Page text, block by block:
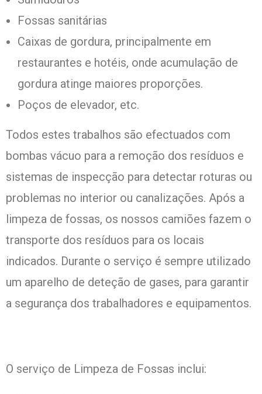
Fossas sanitárias
Caixas de gordura, principalmente em
restaurantes e hotéis, onde acumulação de
gordura atinge maiores proporções.
Poços de elevador, etc.
Todos estes trabalhos são efectuados com
bombas vácuo para a remoção dos resíduos e
sistemas de inspecção para detectar roturas ou
problemas no interior ou canalizações. Após a
limpeza de fossas, os nossos camiões fazem o
transporte dos resíduos para os locais
indicados. Durante o serviço é sempre utilizado
um aparelho de deteção de gases, para garantir
a segurança dos trabalhadores e equipamentos.
O serviço de Limpeza de Fossas inclui: